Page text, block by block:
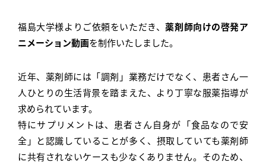
概要・アクセス
ABOUT
MESSAGE
実績紹介
WORKS
ご依頼・制作の流れ
WORKFLOW
福島大学様よりご依頼をいただき、薬剤師向けの啓発ア
ニメーション動画を制作いたしました。
近年、薬剤師には「調剤」業務だけでなく、患者さん一
人ひとりの生活背景を踏まえた、より丁寧な服薬指導が
求められています。
特にサプリメントは、患者さん自身が「食品なので安
全」と認識していることが多く、摂取していても薬剤師
に共有されないケースも少なくありません。そのため、